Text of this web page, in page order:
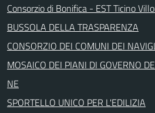
Consorzio di Bonifica - EST Ticino
BUSSOLA DELLA TRASPARENZA
CONSORZIO DEI COMUNI DEI
MOSAICO DEI PIANI DI GOVERNO
NE
SPORTELLO UNICO PER L'EDILIZIA